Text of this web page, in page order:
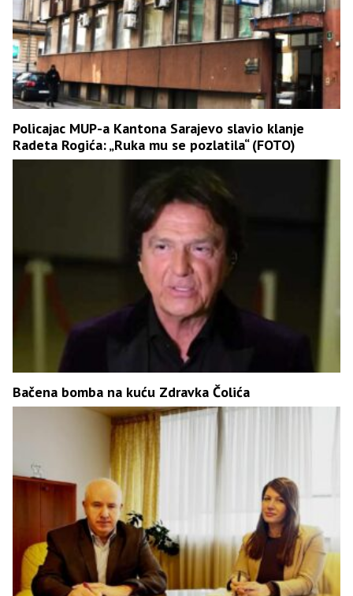
Policajac MUP-a Kantona Sarajevo slavio klanje
Radeta Rogića: „Ruka mu se pozlatila“ (FOTO)
Bačena bomba na kuću Zdravka Čolića